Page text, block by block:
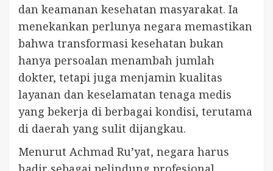
dan keamanan kesehatan masyarakat. Ia
menekankan perlunya negara memastikan
bahwa transformasi kesehatan bukan
hanya persoalan menambah jumlah
dokter, tetapi juga menjamin kualitas
layanan dan keselamatan tenaga medis
yang bekerja di berbagai kondisi, terutama
di daerah yang sulit dijangkau.
Menurut Achmad Ru’yat, negara harus